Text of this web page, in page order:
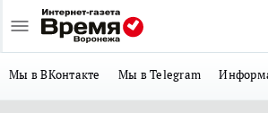
Мы в ВКонтакте Мы в Telegram